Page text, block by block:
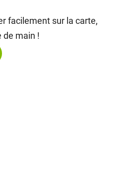
facilement sur la carte,
de main !